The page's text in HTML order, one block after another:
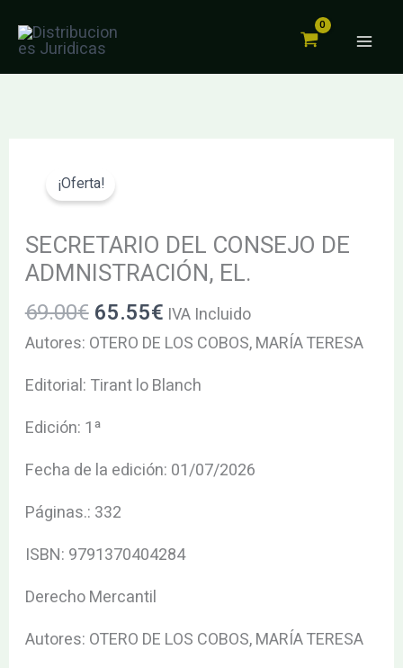
¡Oferta!
SECRETARIO DEL CONSEJO DE
ADMNISTRACIÓN, EL.
69.00€
precio
original
era:
69.00€.
65.55€
es:
65.55€.
IVA Incluido
Autores: OTERO DE LOS COBOS, MARÍA TERESA
Editorial: Tirant lo Blanch
Edición: 1ª
Fecha de la edición: 01/07/2026
Páginas.: 332
ISBN: 9791370404284
Derecho Mercantil
Autores: OTERO DE LOS COBOS, MARÍA TERESA
DEL
CONSEJO
DE
ADMNISTRACIÓN,
cantidad
DE